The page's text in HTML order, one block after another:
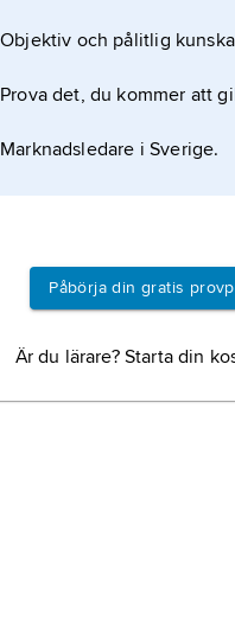
Objektiv och pålitlig
Prova det, du kommer att
Marknadsledare i Sverige.
Påbörja din gratis
Är du lärare? Starta din